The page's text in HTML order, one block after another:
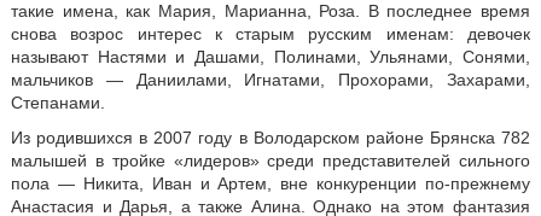
такие имена, как Мария, Марианна, Роза. В последнее время
снова возрос интерес к старым русским именам: девочек
называют Настями и Дашами, Полинами, Ульянами, Сонями,
мальчиков — Даниилами, Игнатами, Прохорами, Захарами,
Степанами.
Из родившихся в 2007 году в Володарском районе Брянска 782
малышей в тройке «лидеров» среди представителей сильного
пола — Никита, Иван и Артем, вне конкуренции по-прежнему
Анастасия и Дарья, а также Алина. Однако на этом фантазия